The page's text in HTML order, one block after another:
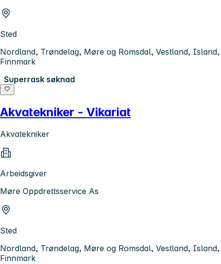
Sted
Nordland, Trøndelag, Møre og Romsdal, Vestland, Island,
Finnmark
Superrask søknad
Akvatekniker - Vikariat
Akvatekniker
Arbeidsgiver
Møre Oppdrettsservice As
Sted
Nordland, Trøndelag, Møre og Romsdal, Vestland, Island,
Finnmark